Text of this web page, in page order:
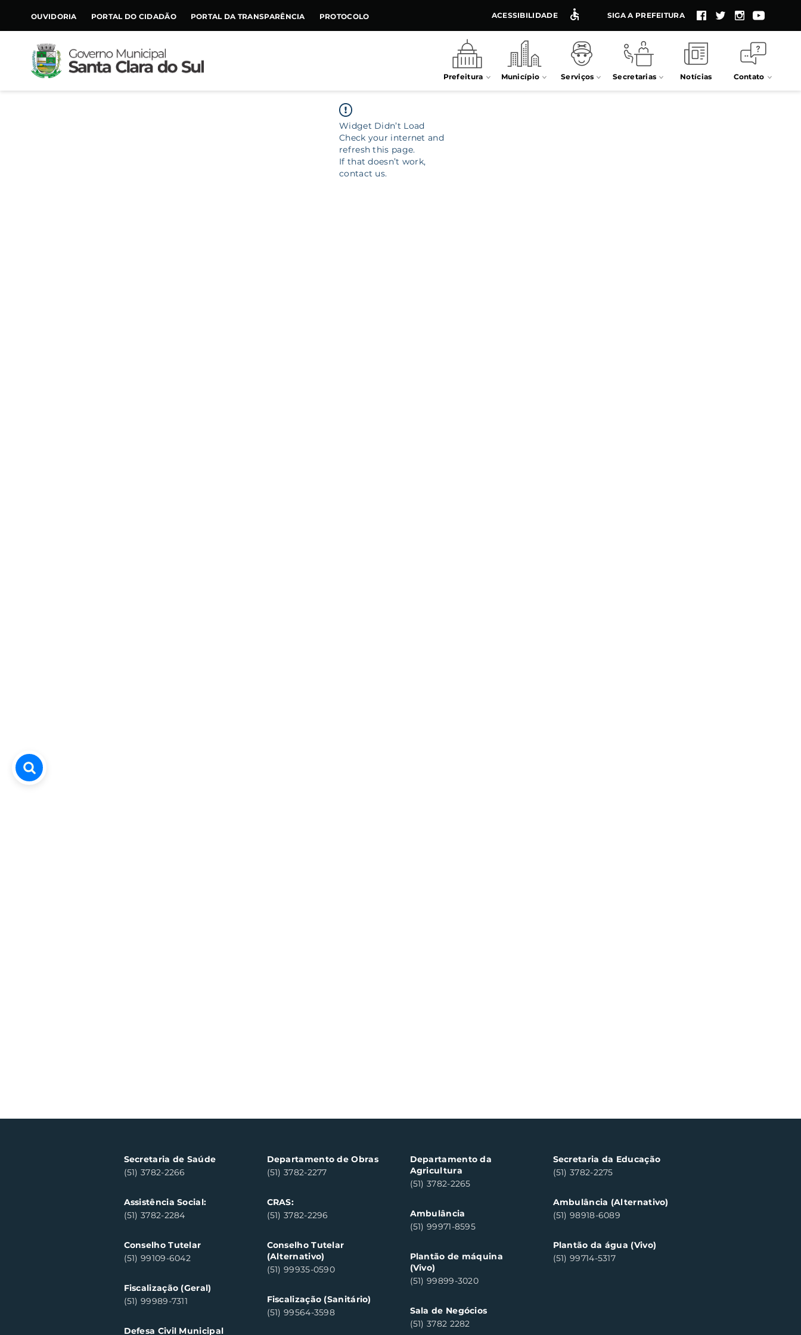
CONTEÚDO
OUVIDORIA PORTAL DO CIDADÃO PORTAL DA TRANSPARÊNCIA PROTOCOLO ACESSIBILIDADE SIGA A PREFEITURA
Prefeitura Município Serviços Secretarias Notícias Contato
Widget Didn’t Load
Check your internet and
refresh this page.
If that doesn’t work,
contact us.
Secretaria de Saúde
(51) 3782-2266
Assistência Social:
(51) 3782-2284
Conselho Tutelar
(51) 99109-6042
Fiscalização (Geral)
(51) 99989-7311
Defesa Civil Municipal
Departamento de Obras
(51) 3782-2277
CRAS:
(51) 3782-2296
Conselho Tutelar
(Alternativo)
(51) 99935-0590
Fiscalização (Sanitário)
(51) 99564-3598
Departamento da
Agricultura
(51) 3782-2265
Ambulância
(51) 99971-8595
Plantão de máquina
(Vivo)
(51) 99899-3020
Sala de Negócios
(51) 3782 2282
Secretaria da Educação
(51) 3782-2275
Ambulância (Alternativo)
(51) 98918-6089
Plantão da água (Vivo)
(51) 99714-5317